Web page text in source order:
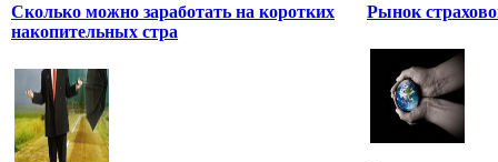
Сколько можно заработать на коротких
накопительных стра
Рынок